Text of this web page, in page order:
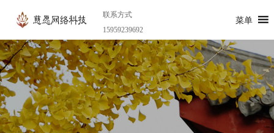
联系方式
15959239692
菜单